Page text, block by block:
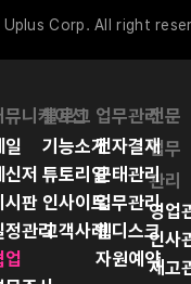
Corp. All right
뮤니케이션
일
신저
시판
정관리
업
블로그
기능소개
튜토리얼
인사이트
고객사례
업무관리
전자결재
근태관리
업무관리
웹디스크
자원예약
전문
업무
관리
영업
인사
재고